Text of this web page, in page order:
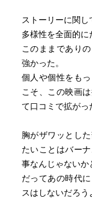
ストーリーに関し
多様性を全面的
このままであり
強かった。
個人や個性をも
こそ、この映画
て口コミで拡がっ
胸がザワッとし
たいことはバー
事なんじゃないか
だってあの時代
スはしないだろ